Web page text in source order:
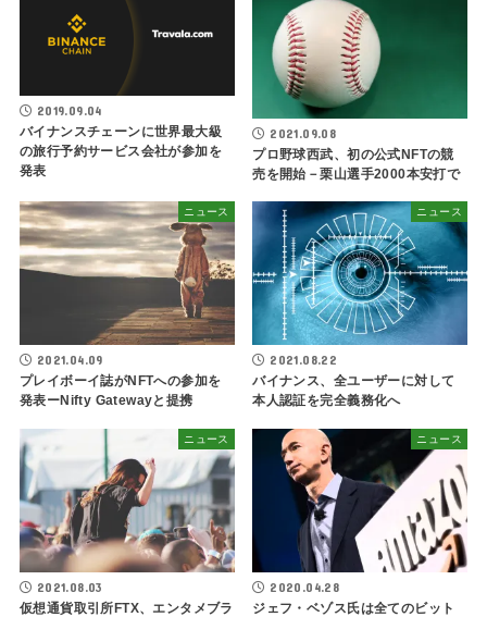
2019.09.04
バイナンスチェーンに世界最大級
の旅行予約サービス会社が参加を
発表
2021.09.08
プロ野球西武、初の公式NFTの競
売を開始－栗山選手2000本安打で
ニュース
2021.04.09
プレイボーイ誌がNFTへの参加を
発表ーNifty Gatewayと提携
ニュース
2021.08.22
バイナンス、全ユーザーに対して
本人認証を完全義務化へ
ニュース
2021.08.03
仮想通貨取引所FTX、エンタメブラ
ニュース
2020.04.28
ジェフ・ベゾス氏は全てのビット